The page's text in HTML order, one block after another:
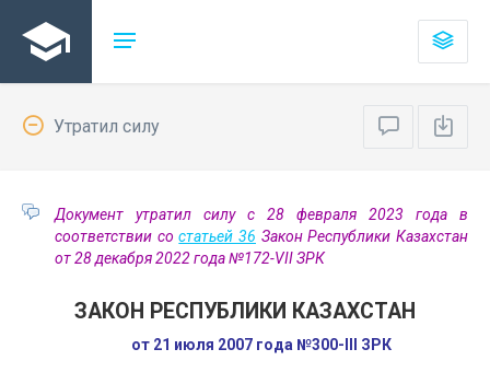
Утратил силу
Документ утратил силу с 28 февраля 2023 года в
соответствии состатьей 36 Закон Республики Казахстан
от 28 декабря 2022 года №172-VII ЗРК
ЗАКОН РЕСПУБЛИКИ КАЗАХСТАН
от 21 июля 2007 года №300-III ЗРК